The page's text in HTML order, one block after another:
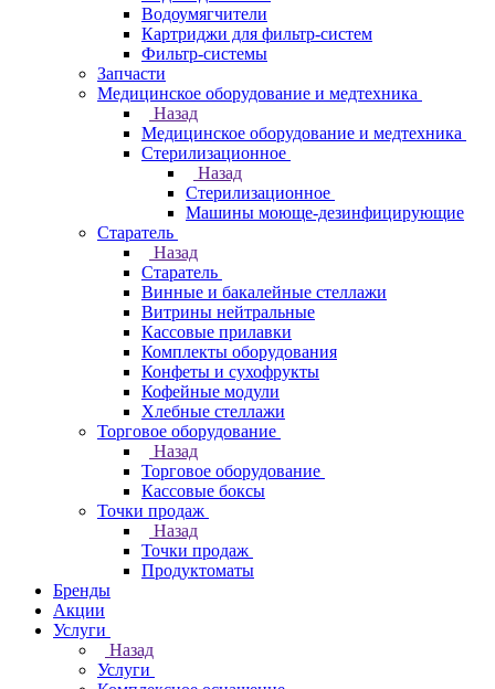
Водоумягчители
Картриджи для фильтр-систем
Фильтр-системы
Запчасти
Медицинское оборудование и медтехника
Назад
Медицинское оборудование и медтехника
Стерилизационное
Назад
Стерилизационное
Машины моюще-дезинфицирующие
Старатель
Назад
Старатель
Винные и бакалейные стеллажи
Витрины нейтральные
Кассовые прилавки
Комплекты оборудования
Конфеты и сухофрукты
Кофейные модули
Хлебные стеллажи
Торговое оборудование
Назад
Торговое оборудование
Кассовые боксы
Точки продаж
Назад
Точки продаж
Продуктоматы
Бренды
Акции
Услуги
Назад
Услуги